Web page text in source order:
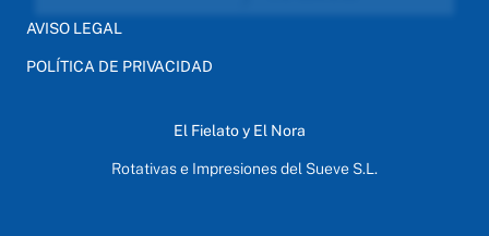
AVISO LEGAL
POLÍTICA DE PRIVACIDAD
El Fielato y El Nora
Rotativas e Impresiones del Sueve S.L.